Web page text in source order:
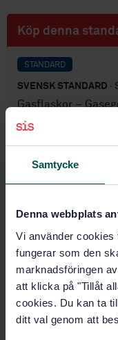
Samtycke
Denna webbplats
Vi använder
fungerar som den
marknadsföringen
att klicka på "Tillåt
cookies. Du kan ta
ditt val genom att
Köp denna
STANDARD
SVENSK STANDARD ·
Gasflaskor –
PDF